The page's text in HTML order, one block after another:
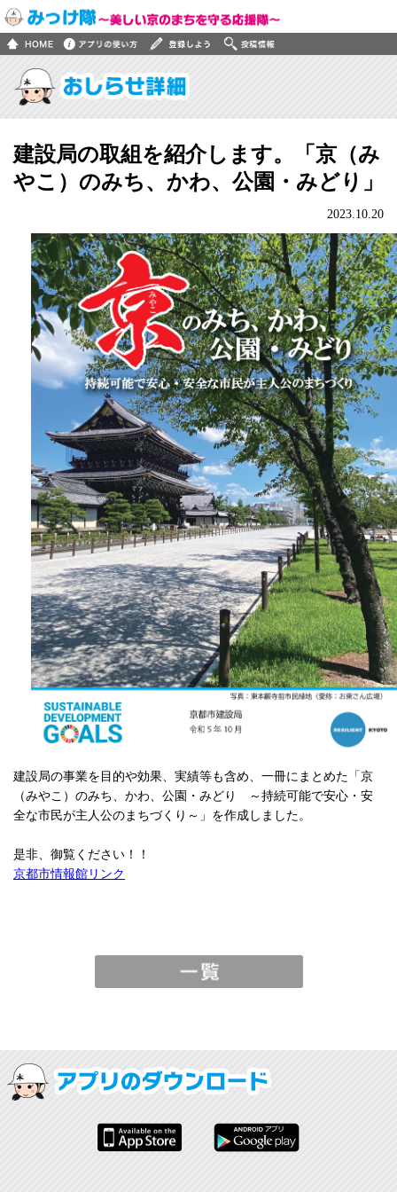
建設局の取組を紹介します。「京（み
やこ）のみち、かわ、公園・みどり」
2023.10.20
建設局の事業を目的や効果、実績等も含め、一冊にまとめた「京
（みやこ）のみち、かわ、公園・みどり ～持続可能で安心・安
全な市民が主人公のまちづくり～」を作成しました。
是非、御覧ください！！
京都市情報館リンク